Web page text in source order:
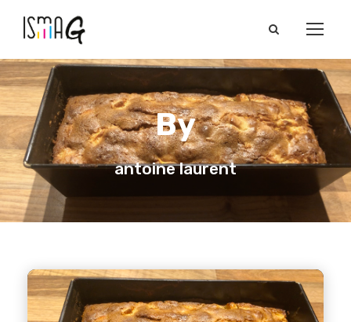
By
antoine laurent